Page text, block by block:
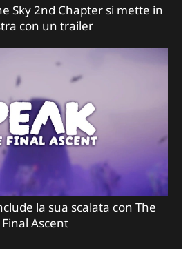
Sky 2nd Chapter si mette in
con un trailer
la sua scalata con The
Final Ascent